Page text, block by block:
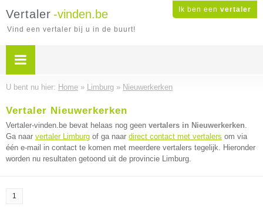
Ik ben een vertaler
Vertaler -vinden.be
Vind een vertaler bij u in de buurt!
U bent nu hier: Home » Limburg » Nieuwerkerken
Vertaler Nieuwerkerken
Vertaler-vinden.be bevat helaas nog geen vertalers in Nieuwerkerken.
Ga naar vertaler Limburg of ga naar direct contact met vertalers om via
één e-mail in contact te komen met meerdere vertalers tegelijk. Hieronder
worden nu resultaten getoond uit de provincie Limburg.
1